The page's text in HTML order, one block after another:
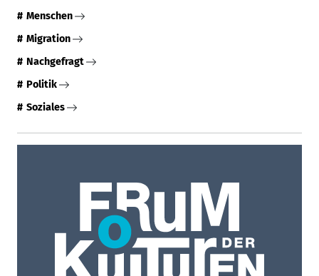
Menschen
Migration
Nachgefragt
Politik
Soziales